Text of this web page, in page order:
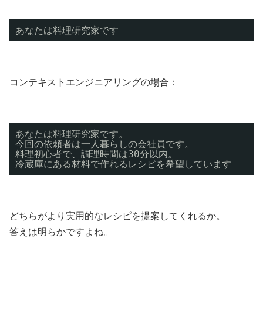
あなたは料理研究家です
コンテキストエンジニアリングの場合：
あなたは料理研究家です。
今回の依頼者は一人暮らしの会社員です。
料理初心者で、調理時間は30分以内。
冷蔵庫にある材料で作れるレシピを希望しています
どちらがより実用的なレシピを提案してくれるか。
答えは明らかですよね。